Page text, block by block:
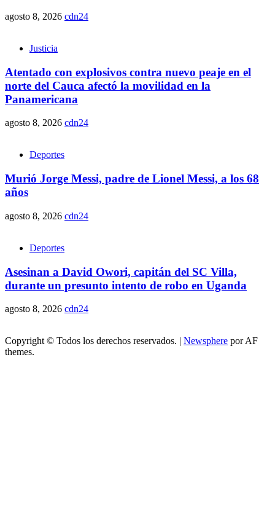
agosto 8, 2026 cdn24
Justicia
Atentado con explosivos contra nuevo peaje en el
norte del Cauca afectó la movilidad en la
Panamericana
agosto 8, 2026 cdn24
Deportes
Murió Jorge Messi, padre de Lionel Messi, a los 68
años
agosto 8, 2026 cdn24
Deportes
Asesinan a David Owori, capitán del SC Villa,
durante un presunto intento de robo en Uganda
agosto 8, 2026 cdn24
Copyright © Todos los derechos reservados. | Newsphere por AF
themes.